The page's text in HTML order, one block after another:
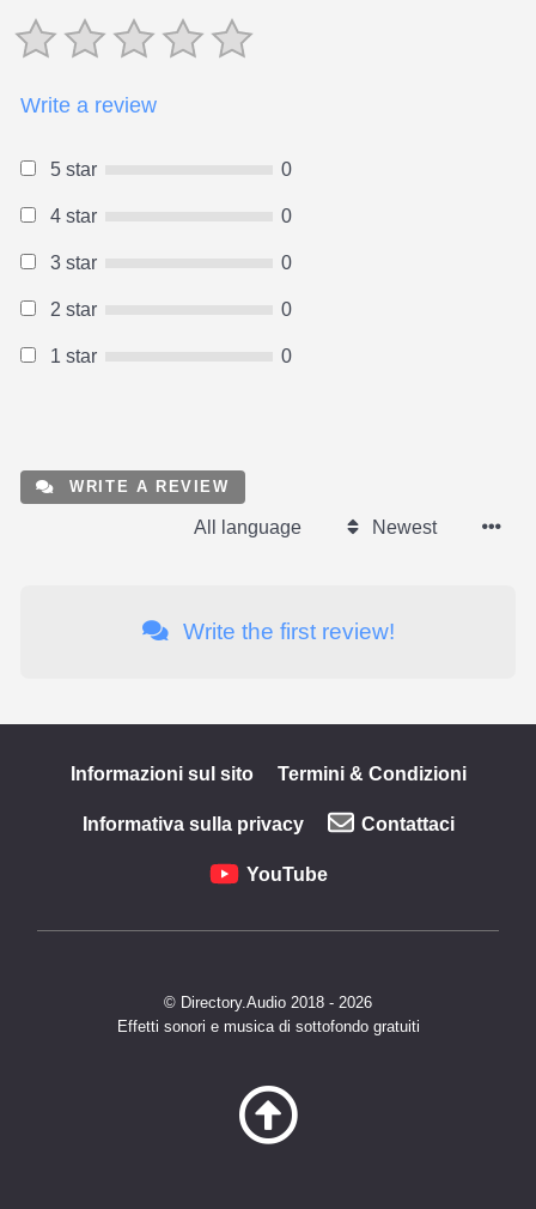
Write a review
5 star 0
4 star 0
3 star 0
2 star 0
1 star 0
WRITE A REVIEW
All language Newest
Write the first review!
Informazioni sul sito Termini & Condizioni
Informativa sulla privacy Contattaci
YouTube
© Directory.Audio 2018 - 2026
Effetti sonori e musica di sottofondo gratuiti